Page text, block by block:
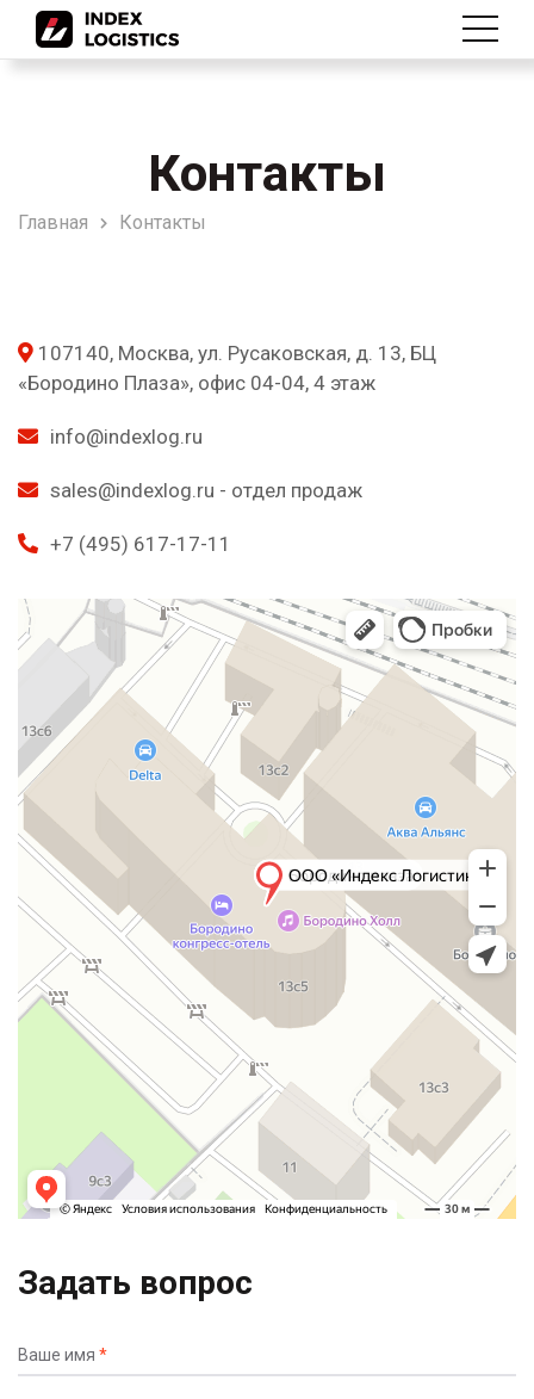
Контакты
Главная Контакты
107140, Москва, ул. Русаковская, д. 13, БЦ
«Бородино Плаза», офис 04-04, 4 этаж
info@indexlog.ru
sales@indexlog.ru - отдел продаж
+7 (495) 617-17-11
Задать вопрос
Ваше имя *